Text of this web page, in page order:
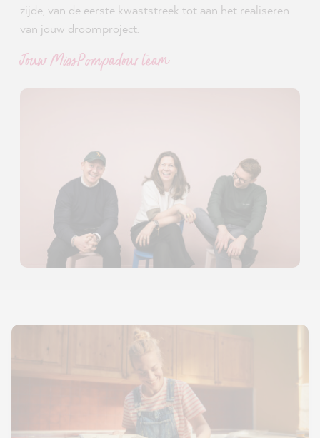
zijde, van de eerste kwaststreek tot aan het realiseren
van jouw droomproject.
Jouw MissPompadour team